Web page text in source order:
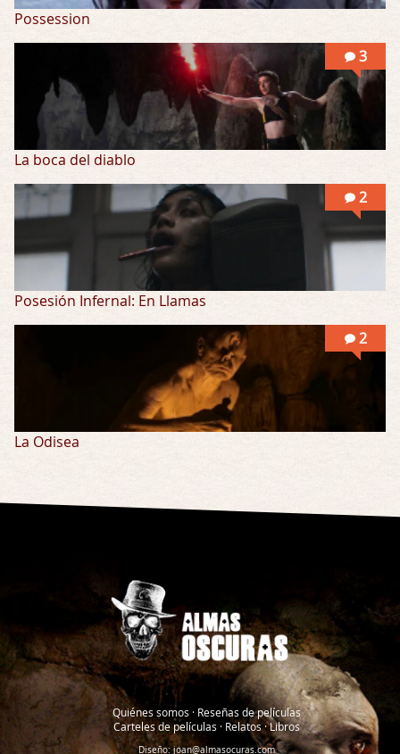
Possession
3
La boca del diablo
2
Posesión Infernal: En Llamas
2
La Odisea
Quiénes somos · Reseñas de películas
Carteles de películas · Relatos·Libros
Diseño:joan@almasocuras.com